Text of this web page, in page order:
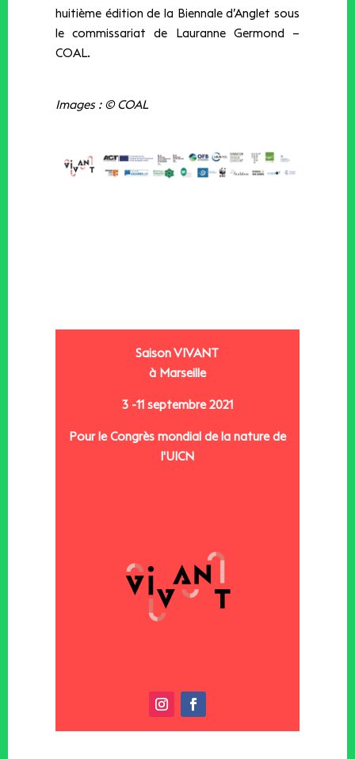
huitième édition de la Biennale d’Anglet sous
le commissariat de Lauranne Germond –
COAL.
Images : © COAL
Saison VIVANT
à Marseille
3 -11 septembre 2021
Pour le Congrès mondial de la nature de
l'UICN